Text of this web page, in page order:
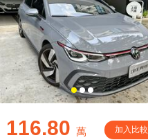
116.80 萬 加入比較